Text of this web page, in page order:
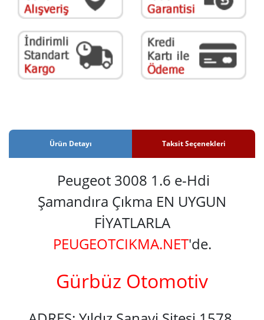
Ürün Detayı Taksit Seçenekleri
Peugeot 3008 1.6 e-Hdi
Şamandıra Çıkma EN UYGUN
FİYATLARLA
PEUGEOTCIKMA.NET'de.
Gürbüz Otomotiv